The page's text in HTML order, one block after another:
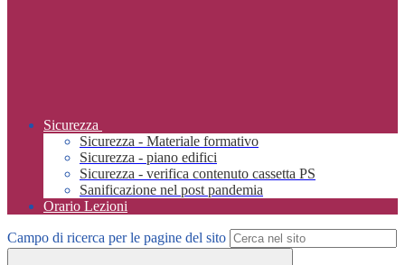
Sicurezza
Sicurezza - Materiale formativo
Sicurezza - piano edifici
Sicurezza - verifica contenuto cassetta PS
Sanificazione nel post pandemia
Orario Lezioni
Campo di ricerca per le pagine del sito